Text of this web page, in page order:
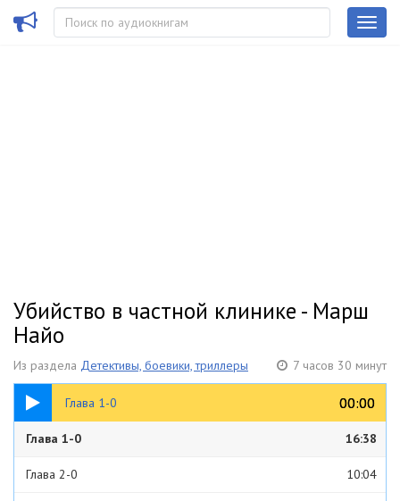
Убийство в частной клинике - Марш
Найо
Из раздела Детективы, боевики, триллеры 7 часов 30 минут
Глава 1-0 00:00
00:00
16:38
Глава 1-0 16:38
Глава 2-0 10:04